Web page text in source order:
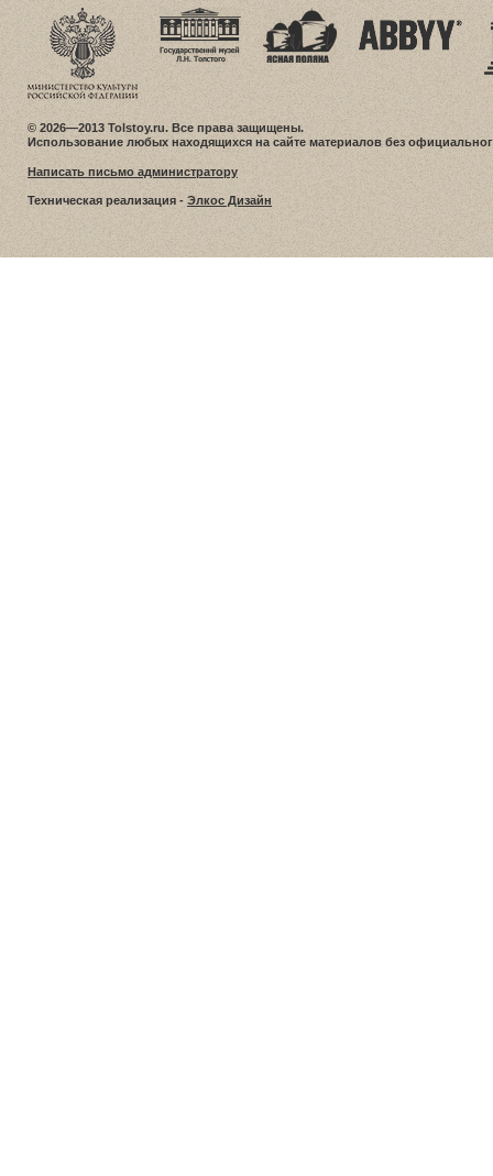
© 2026—2013 Tolstoy.ru. Все права защищены.
Использование любых находящихся на сайте материалов без
Написать письмо администратору
Техническая реализация - Элкос Дизайн